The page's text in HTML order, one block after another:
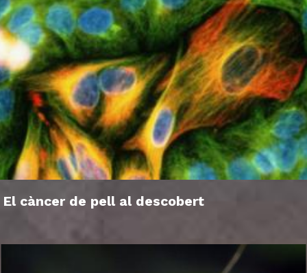
El càncer de pell al descobert